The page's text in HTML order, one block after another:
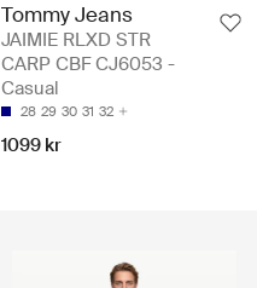
Tommy Jeans
JAIMIE RLXD STR
CARP CBF CJ6053 -
Casual
28 29 30 31 32
1099 kr